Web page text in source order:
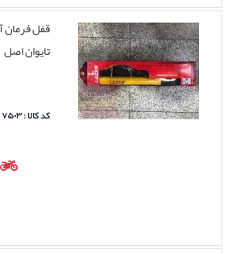
تایوان اصل
کد کالا : ۷۵۰۳